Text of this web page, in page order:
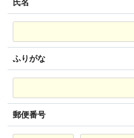
氏名
ふりがな
郵便番号